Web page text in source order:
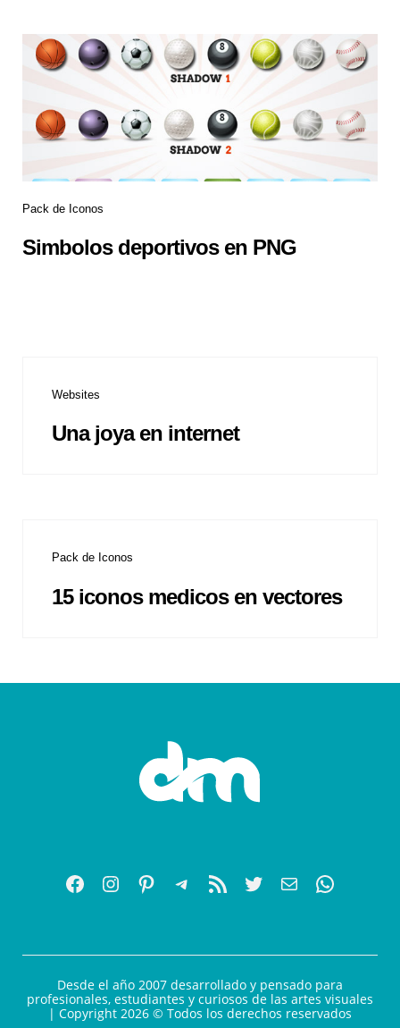
Pack de Iconos
Simbolos deportivos en PNG
Websites
Una joya en internet
Pack de Iconos
15 iconos medicos en vectores
Desde el año 2007 desarrollado y pensado para
profesionales, estudiantes y curiosos de las artes visuales
| Copyright 2026 © Todos los derechos reservados